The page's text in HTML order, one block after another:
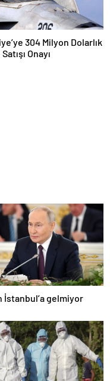
304 Milyon Dolarlık
Onayı
İstanbul’a gelmiyor